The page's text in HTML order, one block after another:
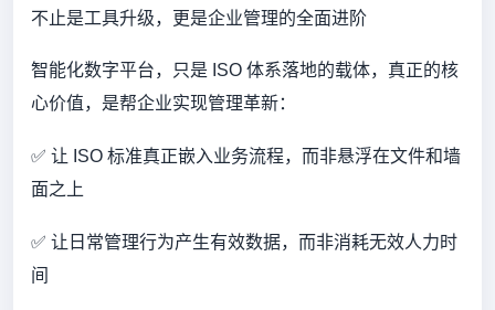
不止是工具升级，更是企业管理的全面进阶
智能化数字平台，只是 ISO 体系落地的载体，真正的核
心价值，是帮企业实现管理革新：
✅ 让 ISO 标准真正嵌入业务流程，而非悬浮在文件和墙
面之上
✅ 让日常管理行为产生有效数据，而非消耗无效人力时
间